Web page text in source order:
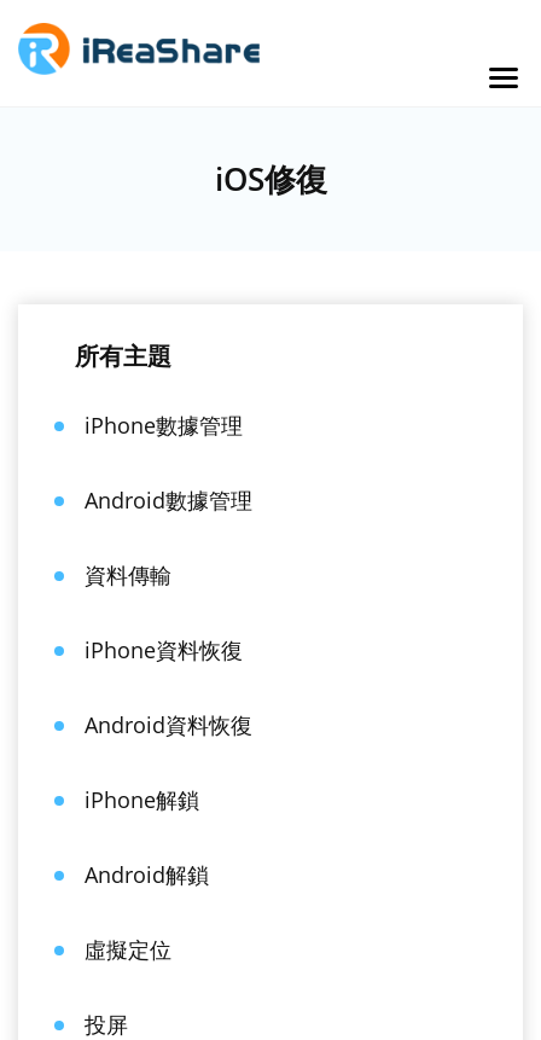
iOS修復
所有主題
iPhone數據管理
Android數據管理
資料傳輸
iPhone資料恢復
Android資料恢復
iPhone解鎖
Android解鎖
虛擬定位
投屏